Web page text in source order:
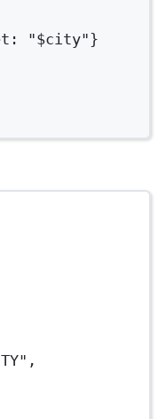
: "$city"}
,